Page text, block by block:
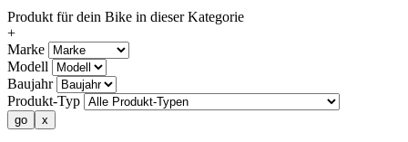
Produkt für dein Bike in dieser Kategorie
+
Marke
Modell
Baujahr
Produkt-Typ